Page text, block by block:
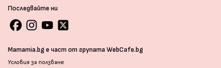
Последвайте ни
Mamamia.bg е част от групата WebCafe.bg
Условия за ползване